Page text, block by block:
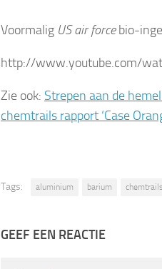
Voormalig US air forcebio-
http://www.youtube.com/
Zie ook: Strepen aan de
chemtrails rapport ‘Case
Tags: aluminium barium chemtrails
GEEF EEN REACTIE